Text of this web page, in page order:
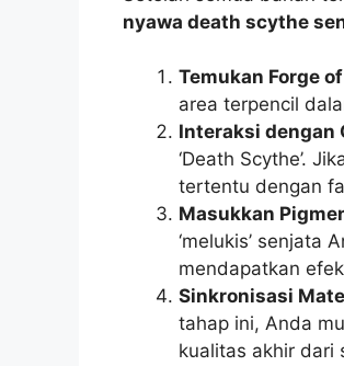
nyawa death scythe
Temukan Forge
area terpencil
Interaksi dengan
‘Death Scythe’.
tertentu dengan
Masukkan
‘melukis’ senjata
mendapatkan efek
Sinkronisasi
tahap ini, Anda
kualitas akhir dari